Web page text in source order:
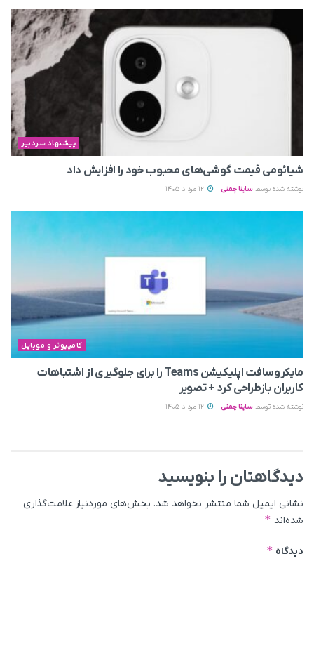
پیشنهاد سردبیر
شیائومی قیمت گوشی‌های محبوب خود را افزایش داد
نوشته شده توسط ساینا چمنی
کامپیوتر و موبایل
مایکروسافت اپلیکیشن Teams را برای جلوگیری از اشتباهات
کاربران بازطراحی کرد + تصویر
نوشته شده توسط ساینا چمنی
دیدگاهتان را بنویسید
نشانی ایمیل شما منتشر نخواهد شد. بخش‌های موردنیاز علامت‌گذاری
شده‌اند *
دیدگاه *